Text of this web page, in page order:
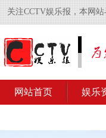
关注CCTV娱乐报，本网
网站首页 娱乐